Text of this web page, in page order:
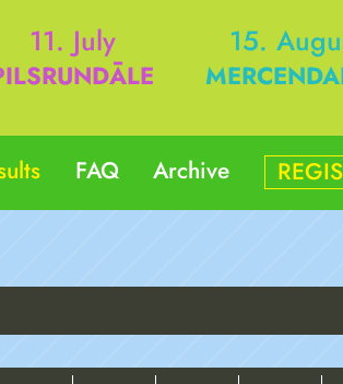
11. July 15.
FAQ Archive